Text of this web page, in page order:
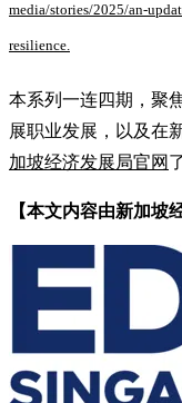
media/stories/2025/an-
resilience.
本系列一连四期，聚
展职业发展，以及在
加坡经济发展局官网
【本文内容由新加坡